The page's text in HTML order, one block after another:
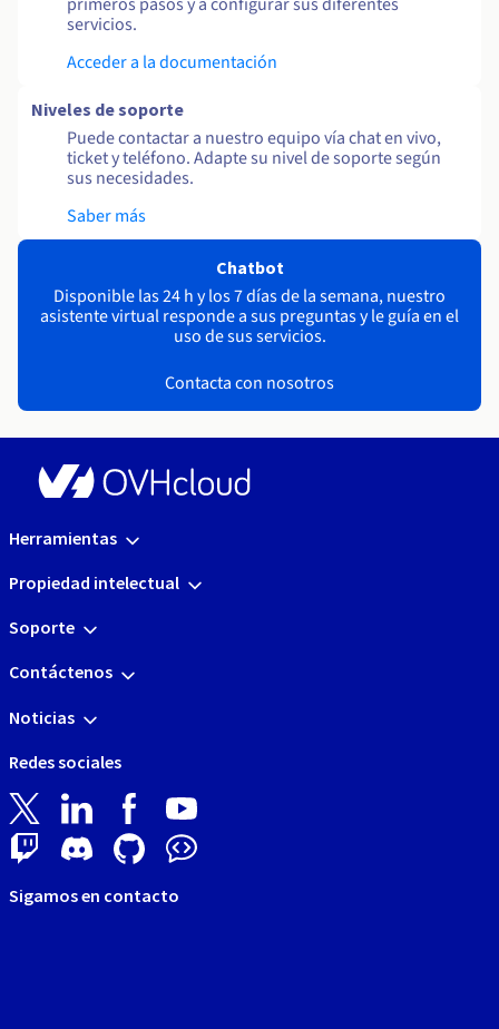
servicios.
Acceder a la documentación
Niveles de soporte
Puede contactar a nuestro equipo vía chat en vivo,
ticket y teléfono. Adapte su nivel de soporte según
sus necesidades.
Saber más
Chatbot
Disponible las 24 h y los 7 días de la semana, nuestro
asistente virtual responde a sus preguntas y le guía en el
uso de sus servicios.
Contacta con nosotros
Herramientas
Propiedad intelectual
Soporte
Contáctenos
Noticias
Redes sociales
Sigamos en contacto